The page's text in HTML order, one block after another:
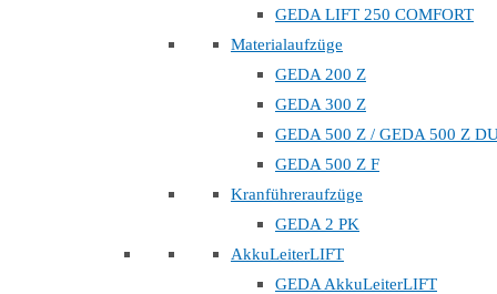
GEDA LIFT 250 COMFORT
Materialaufzüge
GEDA 200 Z
GEDA 300 Z
GEDA 500 Z / GEDA 500 Z
GEDA 500 Z F
Kranführeraufzüge
GEDA 2 PK
AkkuLeiterLIFT
GEDA AkkuLeiterLIFT